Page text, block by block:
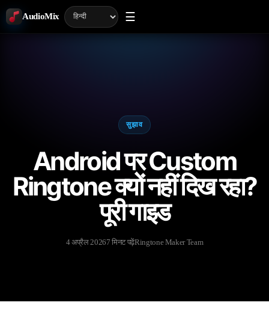
AudioMix ☰
सुझाव
Android पर Custom
Ringtone क्यों नहीं दिख रहा?
पूरी गाइड
4 अप्रैल 20267 मिनट पढ़ेंRingtone Maker Team